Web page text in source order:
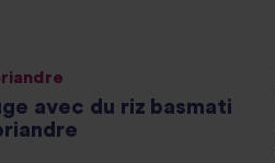
avec du riz basmati